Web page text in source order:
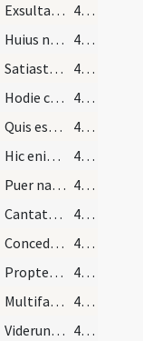
Exsulta filia Sion
45 (13r)
Huius nos Domine sacramenti semper novitas
45 (13r)
Satiasti Domine familiam tuam muneribus sacris
45 (13r)
Hodie cantandus est nobis
45 (13r)
Quis est iste
45 (13r)
Hic enim est
45 (13r)
Puer natus est nobis
46 (13v)
Cantate Domino canticum novum
46 (13v)
Concede quaesumus omnipotens Deus ut nos Unigeniti tui nova
46 (13v)
Propter hoc sciet populus meus nomen meum
46 (13v)
Multifariam multisque modis
46 (13v)
Viderunt omnes fines terrae
47 (14r)